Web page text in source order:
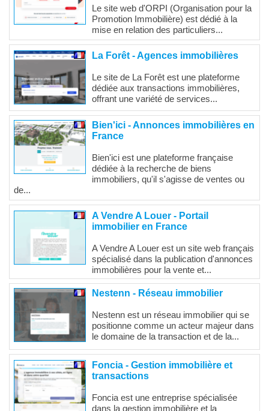
Le site web d'ORPI (Organisation pour la
Promotion Immobilière) est dédié à la
mise en relation des particuliers...
La Forêt - Agences immobilières
Le site de La Forêt est une plateforme
dédiée aux transactions immobilières,
offrant une variété de services...
Bien'ici - Annonces immobilières en
France
Bien'ici est une plateforme française
dédiée à la recherche de biens
immobiliers, qu'il s'agisse de ventes ou
de...
A Vendre A Louer - Portail
immobilier en France
A Vendre A Louer est un site web français
spécialisé dans la publication d'annonces
immobilières pour la vente et...
Nestenn - Réseau immobilier
Nestenn est un réseau immobilier qui se
positionne comme un acteur majeur dans
le domaine de la transaction et de la...
Foncia - Gestion immobilière et
transactions
Foncia est une entreprise spécialisée
dans la gestion immobilière et la